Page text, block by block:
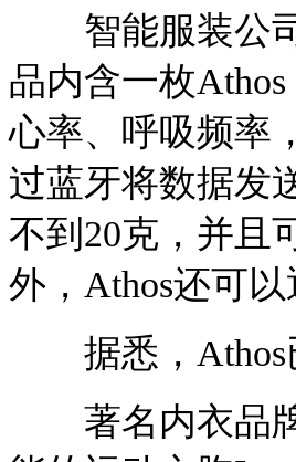
智能服装公司
品内含一枚
心率、呼吸频率
过蓝牙将数据发
不到20克，并且
外，Athos还可
据悉，Athos
著名内衣品牌